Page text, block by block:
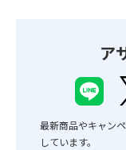
ア
最新商品やキャン
しています。